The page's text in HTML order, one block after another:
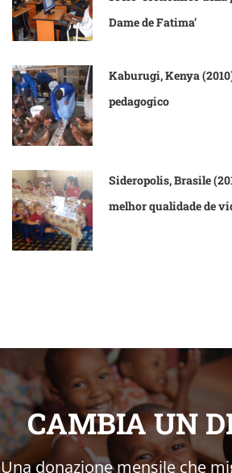
Dame de Fatima’
Kaburugi, Kenya
pedagogico
Sideropolis, Brasile
melhor qualidade de
CAMBIA UN
Una donazione mensile che